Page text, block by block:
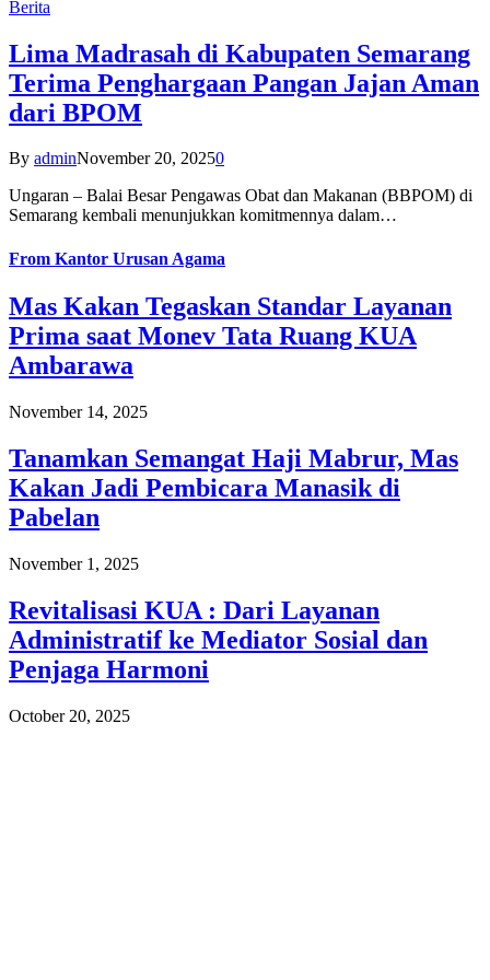
Berita
Lima Madrasah di Kabupaten Semarang
Terima Penghargaan Pangan Jajan Aman
dari BPOM
By adminNovember 20, 20250
Ungaran – Balai Besar Pengawas Obat dan Makanan (BBPOM) di
Semarang kembali menunjukkan komitmennya dalam…
From Kantor Urusan Agama
Mas Kakan Tegaskan Standar Layanan
Prima saat Monev Tata Ruang KUA
Ambarawa
November 14, 2025
Tanamkan Semangat Haji Mabrur, Mas
Kakan Jadi Pembicara Manasik di
Pabelan
November 1, 2025
Revitalisasi KUA : Dari Layanan
Administratif ke Mediator Sosial dan
Penjaga Harmoni
October 20, 2025